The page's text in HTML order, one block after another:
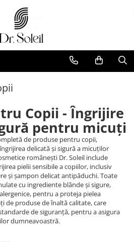
Copii - Îngrijire
pentru micuți
de produse pentru copii,
delicată și sigură a micuților
românești Dr. Soleil include
pielii sensibile a copiilor, inclusiv
și șampon delicat antipăduchi. Toate
cu ingrediente blânde și sigure,
pentru a proteja pielea
de produse de înaltă calitate, care
de siguranță, pentru a asigura
dumneavoastră.